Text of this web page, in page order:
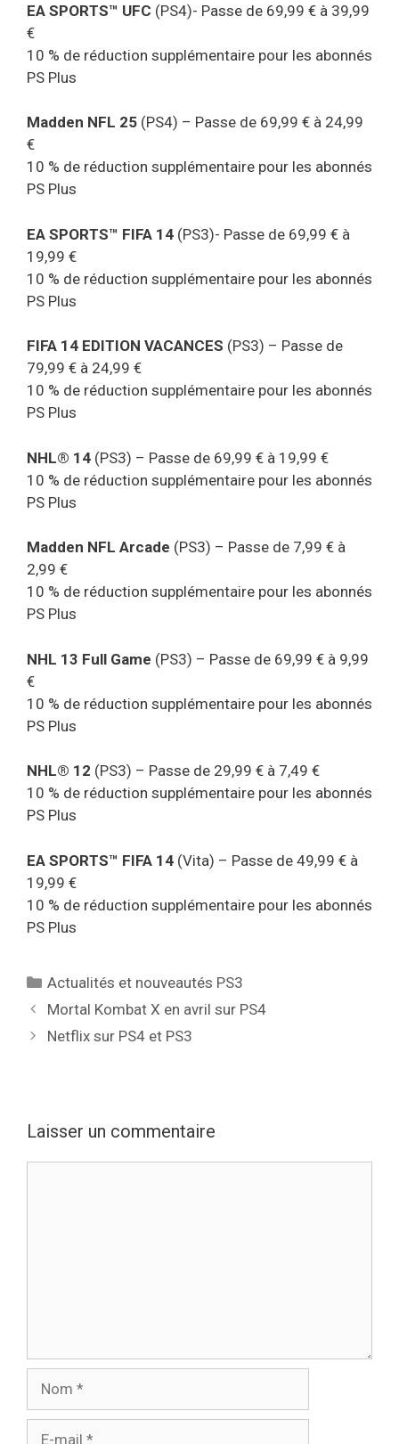
EA SPORTS™ UFC (PS4)- Passe de 69,99 € à 39,99
€
10 % de réduction supplémentaire pour les abonnés
PS Plus
Madden NFL 25 (PS4) – Passe de 69,99 € à 24,99
€
10 % de réduction supplémentaire pour les abonnés
PS Plus
EA SPORTS™ FIFA 14 (PS3)- Passe de 69,99 € à
19,99 €
10 % de réduction supplémentaire pour les abonnés
PS Plus
FIFA 14 EDITION VACANCES (PS3) – Passe de
79,99 € à 24,99 €
10 % de réduction supplémentaire pour les abonnés
PS Plus
NHL® 14 (PS3) – Passe de 69,99 € à 19,99 €
10 % de réduction supplémentaire pour les abonnés
PS Plus
Madden NFL Arcade (PS3) – Passe de 7,99 € à
2,99 €
10 % de réduction supplémentaire pour les abonnés
PS Plus
NHL 13 Full Game (PS3) – Passe de 69,99 € à 9,99
€
10 % de réduction supplémentaire pour les abonnés
PS Plus
NHL® 12 (PS3) – Passe de 29,99 € à 7,49 €
10 % de réduction supplémentaire pour les abonnés
PS Plus
EA SPORTS™ FIFA 14 (Vita) – Passe de 49,99 € à
19,99 €
10 % de réduction supplémentaire pour les abonnés
PS Plus
Catégories
Actualités et nouveautés PS3
Mortal Kombat X en avril sur PS4
Netflix sur PS4 et PS3
Laisser un commentaire